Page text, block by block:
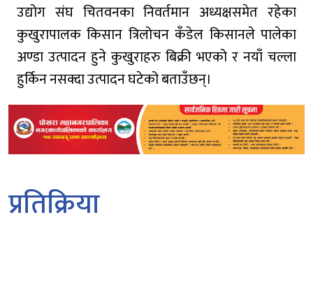
उद्योग संघ चितवनका निवर्तमान अध्यक्षसमेत रहेका
कुखुरापालक किसान त्रिलोचन कँडेल किसानले पालेका
अण्डा उत्पादन हुने कुखुराहरु बिक्री भएको र नयाँ चल्ला
हुर्किन नसक्दा उत्पादन घटेको बताउँछन्।
प्रतिक्रिया